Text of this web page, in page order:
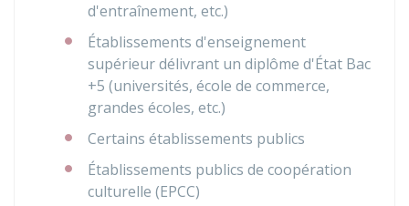
d'entraînement, etc.)
Établissements d'enseignement
supérieur délivrant un diplôme d'État Bac
+5 (universités, école de commerce,
grandes écoles, etc.)
Certains établissements publics
Établissements publics de coopération
culturelle (EPCC)